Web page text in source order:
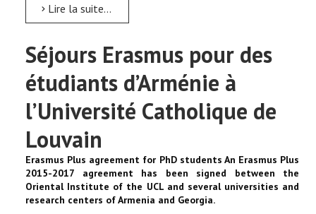
Lire la suite...
Séjours Erasmus pour des
étudiants d’Arménie à
l’Université Catholique de
Louvain
Erasmus Plus agreement for PhD students An Erasmus Plus
2015-2017 agreement has been signed between the
Oriental Institute of the UCL and several universities and
research centers of Armenia and Georgia.